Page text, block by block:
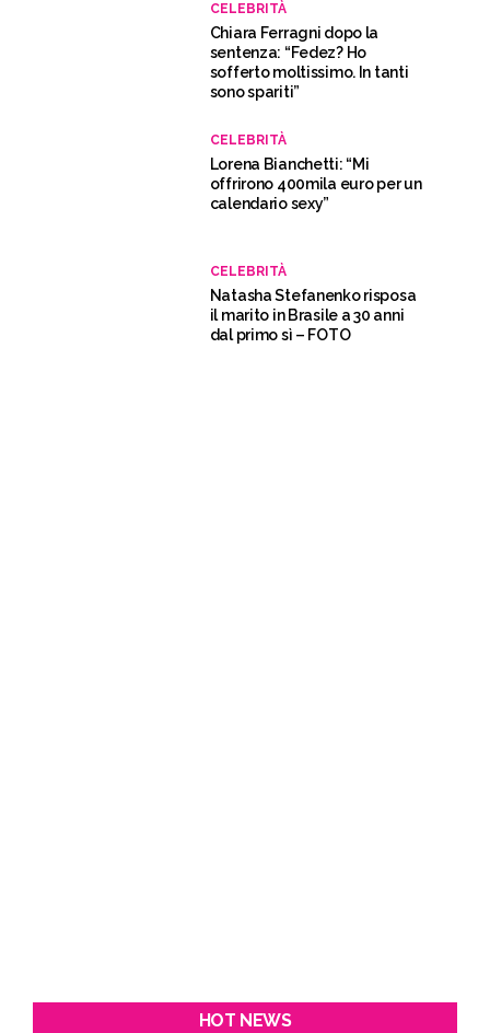
CELEBRITÀ
Chiara Ferragni dopo la
sentenza: “Fedez? Ho
sofferto moltissimo. In tanti
sono spariti”
CELEBRITÀ
Lorena Bianchetti: “Mi
offrirono 400mila euro per un
calendario sexy”
CELEBRITÀ
Natasha Stefanenko risposa
il marito in Brasile a 30 anni
dal primo sì – FOTO
HOT NEWS